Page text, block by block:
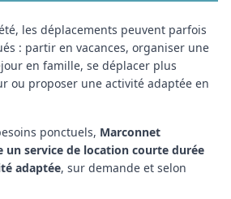
les déplacements peuvent parfois
: partir en vacances, organiser une
en famille, se déplacer plus
ou proposer une activité adaptée en
ponctuels, Marconnet
un service de location courte durée
adaptée, sur demande et selon